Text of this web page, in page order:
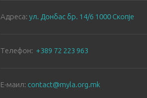
Aдреса: ул. Донбас бр. 14/6 1000 Скопје
Tелефон: +389 72 223 963
E-маил: contact@myla.org.mk